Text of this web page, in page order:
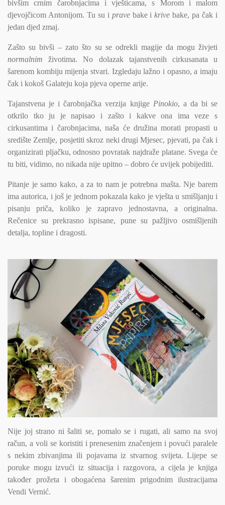
bivšim crnim čarobnjacima i vješticama, s Morom i malom
djevojčicom Antonijom. Tu su i pravebake ikrive bake, pa čak i
jedan djed zmaj.
Zašto su bivši – zato što su se odrekli magije da mogu živjeti
normalnim životima. No dolazak tajanstvenih cirkusanata u
šarenom kombiju mijenja stvari. Izgledaju lažno i opasno, a imaju
čak i kokoš Galateju koja pjeva operne arije.
Tajanstvena je i čarobnjačka verzija knjige Pinokio, a da bi se
otkrilo tko ju je napisao i zašto i kakve ona ima veze s
cirkusantima i čarobnjacima, naša će družina morati propasti u
središte Zemlje, posjetiti skroz neki drugi Mjesec, pjevati, pa čak i
organizirati pljačku, odnosno povratak najdraže platane. Svega će
tu biti, vidimo, no nikada nije upitno – dobro će uvijek pobijediti.
Pitanje je samo kako, a za to nam je potrebna mašta. Nje barem
ima autorica, i još je jednom pokazala kako je vješta u smišljanju i
pisanju priča, koliko je zapravo jednostavna, a originalna.
Rečenice su prekrasno ispisane, pune su pažljivo osmišljenih
detalja, topline i dragosti.
Nije joj strano ni šaliti se, pomalo se i rugati, ali samo na svoj
račun, a voli se koristiti i prenesenim značenjem i povući paralele
s nekim zbivanjima ili pojavama iz stvarnog svijeta. Lijepe se
poruke mogu izvući iz situacija i razgovora, a cijela je knjiga
također prožeta i obogaćena šarenim prigodnim ilustracijama
Vendi Vernić.